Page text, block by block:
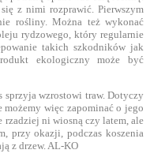
z nimi rozprawić. Pierwszym
rośliny. Można też wykonać
rydzowego, który regularnie
takich szkodników jak
ekologiczny może być
sprzyja wzrostowi traw. Dotyczy
więc zapominać o jego
rzadziej ni wiosną czy latem, ale
przy okazji, podczas koszenia
z drzew. AL-KO